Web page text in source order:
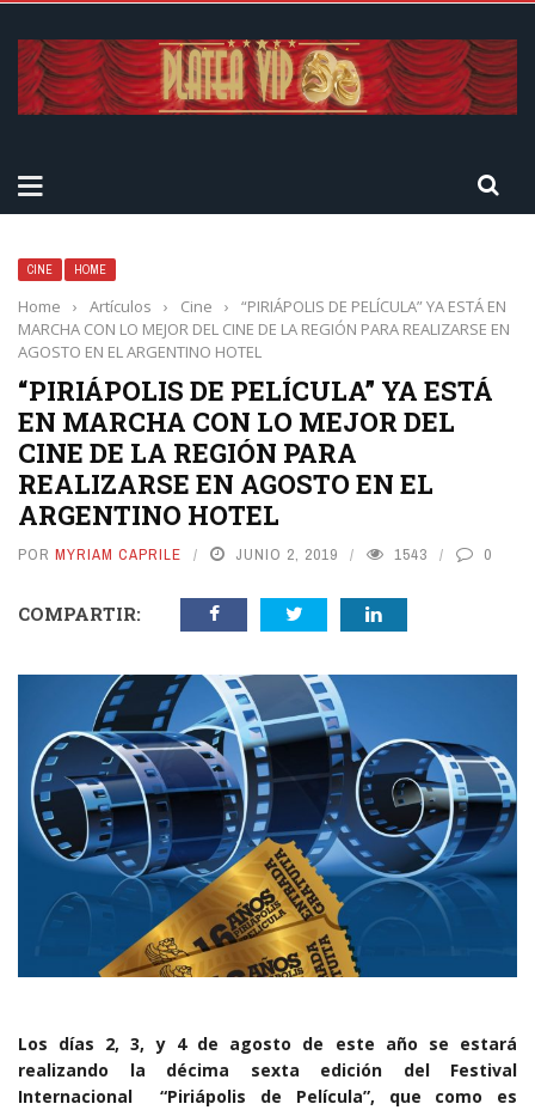
CINE HOME
Home › Artículos › Cine ›
“PIRIÁPOLIS DE PELÍCULA” YA ESTÁ EN
MARCHA CON LO MEJOR DEL CINE DE LA REGIÓN PARA REALIZARSE EN
AGOSTO EN EL ARGENTINO HOTEL
“PIRIÁPOLIS DE PELÍCULA” YA ESTÁ
EN MARCHA CON LO MEJOR DEL
CINE DE LA REGIÓN PARA
REALIZARSE EN AGOSTO EN EL
ARGENTINO HOTEL
POR MYRIAM CAPRILE JUNIO 2, 2019 1543 0
COMPARTIR:
Los días 2, 3, y 4 de agosto de este año se estará
realizando la décima sexta edición del Festival
Internacional “Piriápolis de Película”, que como es